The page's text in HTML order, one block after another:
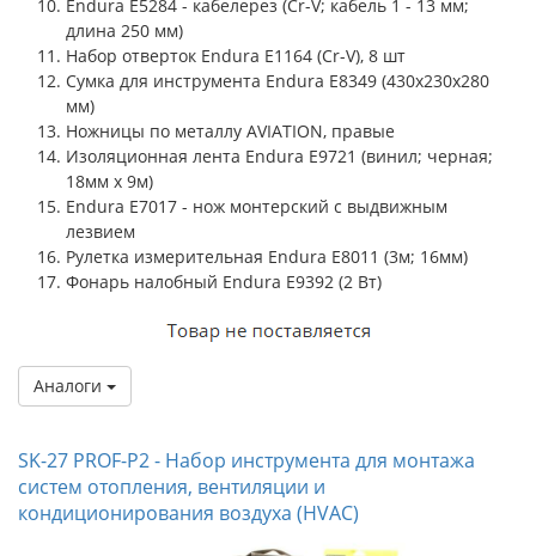
Endura E5284 - кабелерез (Cr-V; кабель 1 - 13 мм;
длина 250 мм)
Набор отверток Endura E1164 (Cr-V), 8 шт
Сумка для инструмента Endura E8349 (430x230x280
мм)
Ножницы по металлу AVIATION, правые
Изоляционная лента Endura E9721 (винил; черная;
18мм x 9м)
Endura E7017 - нож монтерский с выдвижным
лезвием
Рулетка измерительная Endura E8011 (3м; 16мм)
Фонарь налобный Endura E9392 (2 Вт)
Аналоги
SK-27 PROF-P2 - Набор инструмента для монтажа
систем отопления, вентиляции и
кондиционирования воздуха (HVAC)